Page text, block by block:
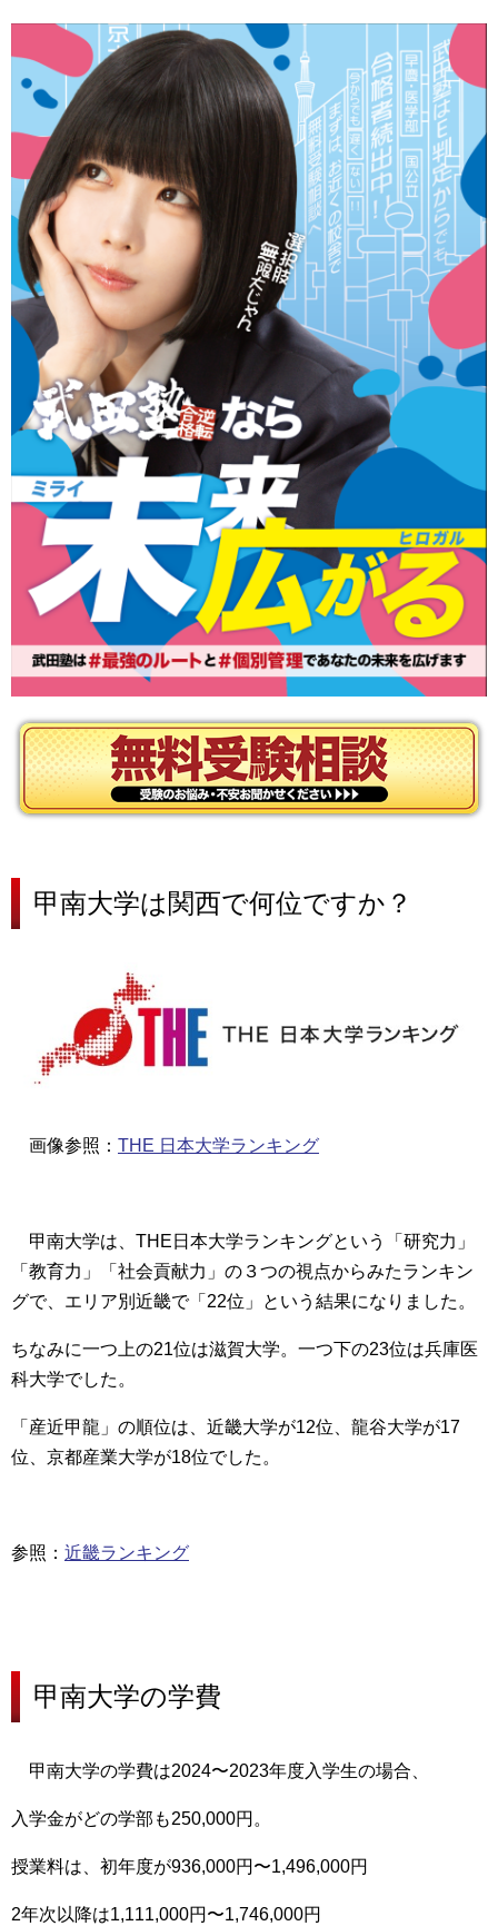
甲南大学は関西で何位ですか？
画像参照： THE 日本大学ランキング
甲南大学は、THE日本大学ランキングという「研究力」
「教育力」「社会貢献力」の３つの視点からみたランキン
グで、 エリア別近畿で「22位」という結果になりました。
ちなみに一つ上の21位は滋賀大学。一つ下の23位は兵庫医
科大学でした。
「産近甲龍」の順位は、近畿大学が12位、龍谷大学が17
位、京都産業大学が18位でした。
参照： 近畿ランキング
甲南大学の学費
甲南大学の学費は2024〜2023年度入学生の場合、
入学金がどの学部も250,000円。
授業料は、初年度が936,000円〜1,496,000円
2年次以降は1,111,000円〜1,746,000円